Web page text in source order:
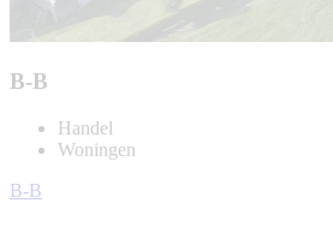
B-B
Handel
Woningen
B-B